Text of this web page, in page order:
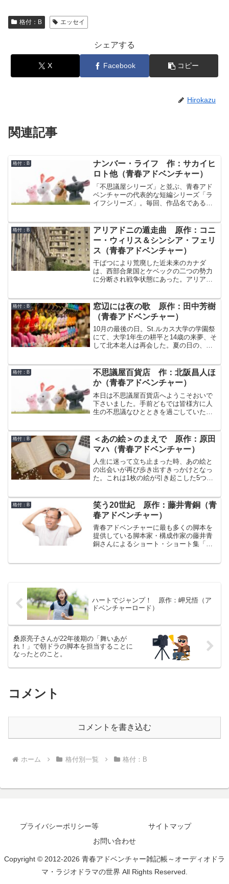
格付：B エッセイ
シェアする
X Facebook コピー
Hirokazu
関連記事
格付：B
ナンバー・ライフ 作：サカイヒ
ロト他（青春アドベンチャー）
「不思議屋シリーズ」と並ぶ、青春アド
ベンチャーの代表的な短編シリーズ「ラ
イフシリーズ」。毎回、作品名である
ズです。本作品「ナンバー・ライフ」は
その4番目の作品です。
格付：B
アリアドニの遁走曲 原作：コニ
ー・ウィリス＆シンシア・フェリ
ス（青春アドベンチャー）
干ばつにより荒廃した近未来のカナダ
は、西部合衆国とケベックの二つの勢力
に分断され戦争状態にあった。アリアド
ともに科学者で、アリアドニ自身も科学
者の卵だ。しかし、ケベックによるレー
ザー空襲で家が破壊されてしまっただけ
でなく、母親のメディアが国家反逆罪で
逮捕されてしまった。父親のデアリーズ
は、いじけて飲んだくれてしまって役に
い。そんな中、同盟国である連邦国のエ
セックス皇太子の横やりやお付きの武官
ジョスとの恋、そしてレーザー空襲を防
ぐための軍事機密ジェムアメーバーの所
在も絡んで、事態は様々な様相を見せ始
める。
格付：B
窓辺には夜の歌 原作：田中芳樹
（青春アドベンチャー）
10月の最後の日。St.ルカス大学の学園祭
にて、大学1年生の耕平と14歳の来夢、そ
して北本老人は再会した。夏の日の、あ
す三人。しかし、人気急上昇中のシンガ
ーソングライター・小田切亜弓の学園祭
コンサートを期に、現世は再び異世界へ
と変貌を遂げるのだった。
格付：B
不思議屋百貨店 作：北阪昌人ほ
か（青春アドベンチャー）
本日は不思議屋百貨店へようこそおいで
下さいました。手前どもでは皆様方に人
生の不思議なひとときを過ごしていただ
ちょっと変わったものをお求めのお客様
がいらしたようです…
格付：B
＜あの絵＞のまえで 原作：原田
マハ（青春アドベンチャー）
人生に迷って立ち止まった時、あの絵と
の出会いが再び歩き出すきっかけとなっ
た。これは1枚の絵が引き起こした5つの
短編集を原作とするラジオドラマです。
原作小説は6篇構成なのですが、本作品は
そのうちモネの「睡蓮」をモチーフにし
た「さざなみ」以外の5篇を1回15分ずつ
の枠でラジオドラマ化しています。
格付：B
笑う20世紀 原作：藤井青銅（青
春アドベンチャー）
青春アドベンチャーに最も多くの脚本を
提供している脚本家・構成作家の藤井青
銅さんによるショート・ショート集「笑
芸能の夕べ」、「こおろぎ橋」、「現代
人は病んでいる」、「たぬきのくじ」の6
ハートでジャンプ！ 原作：岬兄悟（ア
ドベンチャーロード）
桑原亮子さんが22年後期の「舞いあが
れ！」で朝ドラの脚本を担当することに
なったとのこと。
コメント
コメントを書き込む
ホーム 格付別一覧 格付：B
プライバシーポリシー等
サイトマップ
お問い合わせ
Copyright © 2012-2026 青春アドベンチャー雑記帳～オーディオドラ
マ・ラジオドラマの世界 All Rights Reserved.